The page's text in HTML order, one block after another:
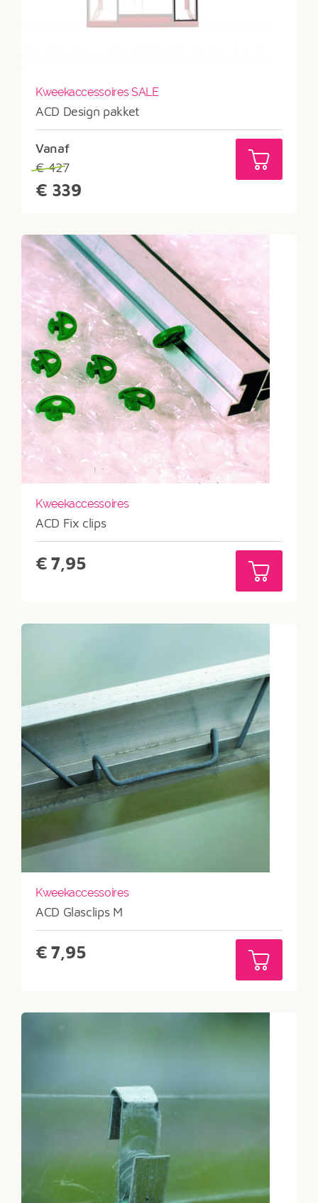
Kweekaccessoires SALE
ACD Design pakket
Vanaf
€ 427
Oorspronkelijke
€427.
€ 339
is:
€339.
Kweekaccessoires
ACD Fix clips
€ 7,95
Kweekaccessoires
ACD Glasclips M
€ 7,95